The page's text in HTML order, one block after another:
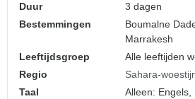
Duur
3 dagen
Bestemmingen
Boumalne
Marrakesh
Leeftijdsgroep
Alle leeftijden
Regio
Sahara-
Taal
Alleen: Engels,